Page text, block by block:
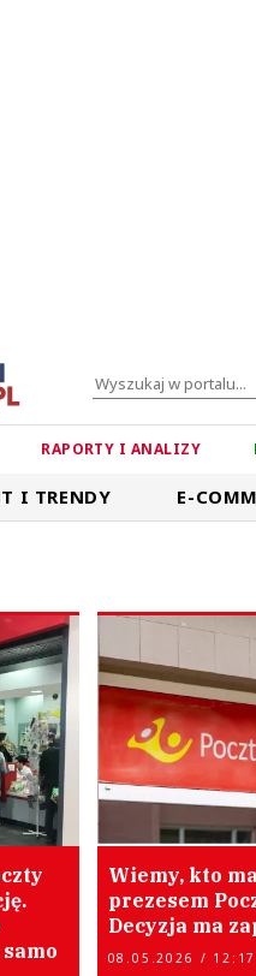
RAPORTY I ANALIZY
I TRENDY E-
Wiemy, kto
prezesem
Decyzja ma
08.05.2026 / 12:17